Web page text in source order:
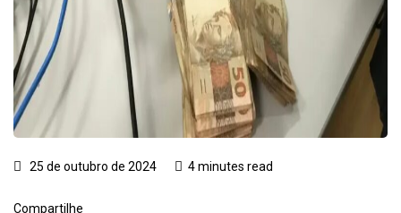
25 de outubro de 2024 4 minutes read
Compartilhe